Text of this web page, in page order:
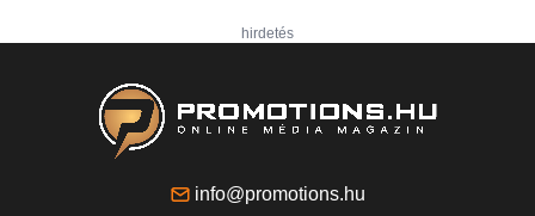
hirdetés
info@promotions.hu